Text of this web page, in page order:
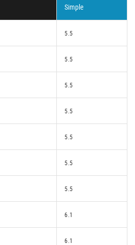
Simple
5.5
5.5
5.5
5.5
5.5
5.5
5.5
6.1
6.1